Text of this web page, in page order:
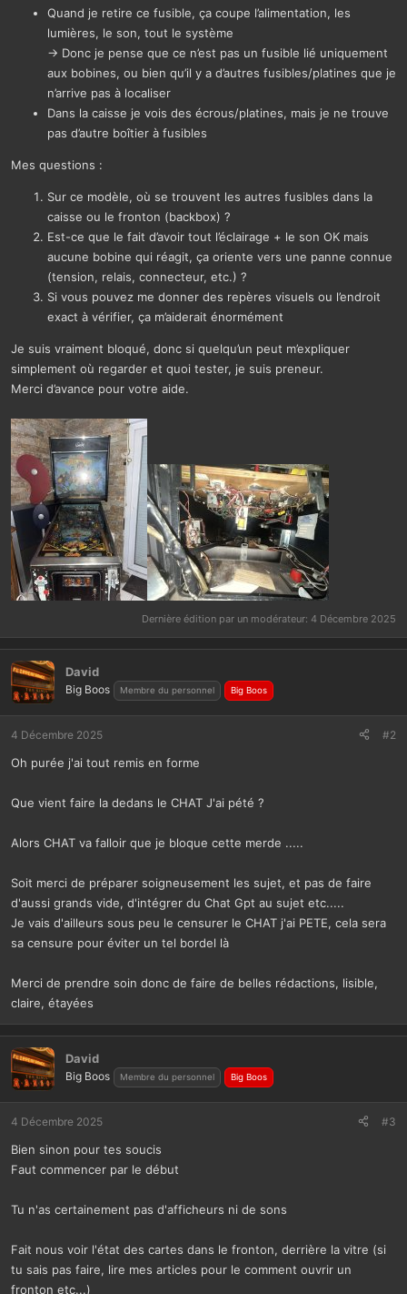
Quand je retire ce fusible, ça coupe l’alimentation, les
lumières, le son, tout le système
→ Donc je pense que ce n’est pas un fusible lié uniquement
aux bobines, ou bien qu’il y a d’autres fusibles/platines que je
n’arrive pas à localiser
Dans la caisse je vois des écrous/platines, mais je ne trouve
pas d’autre boîtier à fusibles
Mes questions :
Sur ce modèle, où se trouvent les autres fusibles dans la
caisse ou le fronton (backbox) ?
Est-ce que le fait d’avoir tout l’éclairage + le son OK mais
aucune bobine qui réagit, ça oriente vers une panne connue
(tension, relais, connecteur, etc.) ?
Si vous pouvez me donner des repères visuels ou l’endroit
exact à vérifier, ça m’aiderait énormément
Je suis vraiment bloqué, donc si quelqu’un peut m’expliquer
simplement où regarder et quoi tester, je suis preneur.
Merci d’avance pour votre aide.
Dernière édition par un modérateur: 4 Décembre 2025
David
Big Boos Membre du personnel Big Boos
4 Décembre 2025 #2
Oh purée j'ai tout remis en forme
Que vient faire la dedans le CHAT J'ai pété ?
Alors CHAT va falloir que je bloque cette merde .....
Soit merci de préparer soigneusement les sujet, et pas de faire
d'aussi grands vide, d'intégrer du Chat Gpt au sujet etc.....
Je vais d'ailleurs sous peu le censurer le CHAT j'ai PETE, cela sera
sa censure pour éviter un tel bordel là
Merci de prendre soin donc de faire de belles rédactions, lisible,
claire, étayées
David
Big Boos Membre du personnel Big Boos
4 Décembre 2025 #3
Bien sinon pour tes soucis
Faut commencer par le début
Tu n'as certainement pas d'afficheurs ni de sons
Fait nous voir l'état des cartes dans le fronton, derrière la vitre (si
tu sais pas faire, lire mes articles pour le comment ouvrir un
fronton etc...)